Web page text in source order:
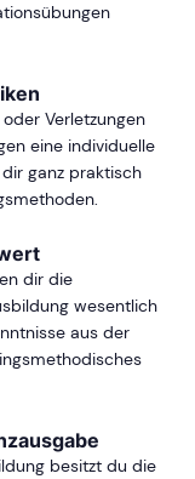
Verletzungen
eine individuelle
ganz praktisch
dir die
wesentlich
aus der
besitzt du die